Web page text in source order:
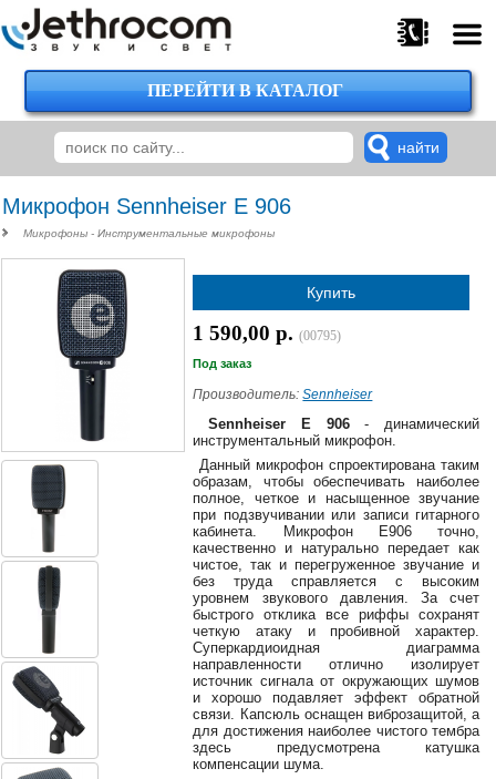
375
224-
00-
375
29
620-
38-
38
8
0162
25-
38-
38
ПЕРЕЙТИ В КАТАЛОГ
Микрофон Sennheiser E 906
Микрофоны - Инструментальные микрофоны
Купить
1 590,00 р.(00795)
Под заказ
Производитель:Sennheiser
Sennheiser E 906- динамический
инструментальный микрофон.
Данный микрофон спроектирована таким
образам, чтобы обеспечивать наиболее
полное, четкое и насыщенное звучание
при подзвучивании или записи гитарного
кабинета. Микрофон E906 точно,
качественно и натурально передает как
чистое, так и перегруженное звучание и
без труда справляется с высоким
уровнем звукового давления. За счет
быстрого отклика все риффы сохранят
четкую атаку и пробивной характер.
Суперкардиоидная диаграмма
направленности отлично изолирует
источник сигнала от окружающих шумов
и хорошо подавляет эффект обратной
связи. Капсюль оснащен виброзащитой, а
для достижения наиболее чистого тембра
здесь предусмотрена катушка
компенсации шума.